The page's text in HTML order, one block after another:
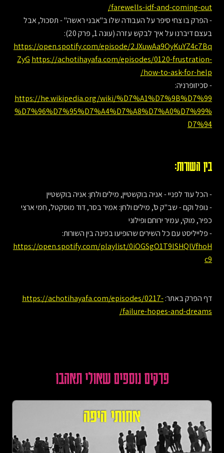
farewells-idf-and-coming-out/
- הפרק בו צחי סיפר על העבודה שלו ב"אבני ראשה" - תסכול, אבל
בעצם דיברנו על איך לבקש עזרה (עונה 1, פרק 20):
https://open.spotify.com/episode/2JXuwAa9OyKuYZ4c7Bq
ZyG https://achotihayafa.com/episodes/0120-frustration-
how-to-ask-for-help/
- סכיזופרניה:
https://he.wikipedia.org/wiki/%D7%A1%D7%9B%D7%99
%D7%96%D7%95%D7%A4%D7%A8%D7%A0%D7%99%
D7%94
בין השורות:
- הכל עוד לפניי - אניה בוקשטיין, מילים ולחן: אניה בוקשטיין
- נופל וקם - שב"ק ס', מילים ולחן: אמיר בסר, דוד מוסקטל, חמי ארצי
כפיר, מוקי, עמיר ירוחם ופילוני
- פלייליסט עם כל השירים שהופיעו בפינה בין השורות:
https://open.spotify.com/playlist/0iOGSgO1T9lSHQlVfhoH
c9
דף הפרק באתר:https://achotihayafa.com/episodes/0217-
failure-hopes-and-dreams/
פרקים נוספים שאולי תאהבו